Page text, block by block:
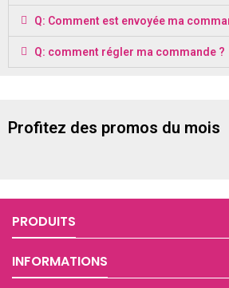
Q: Comment est envoyée ma
Q: comment régler ma commande ?
Profitez des promos du mois
PRODUITS
INFORMATIONS